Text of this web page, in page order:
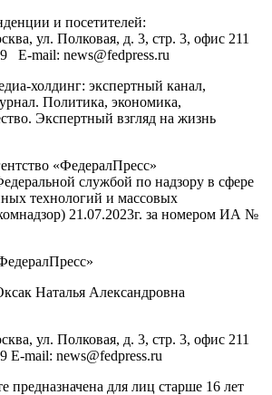
и посетителей:
, ул. Полковая, д. 3, стр. 3, офис 211
E-mail: news@fedpress.ru
холдинг: экспертный канал,
Политика, экономика,
Экспертный взгляд на жизнь
«ФедералПресс»
службой по надзору в сфере
технологий и массовых
21.07.2023г. за номером ИА №
Наталья Александровна
ул. Полковая, д. 3, стр. 3, офис 211
E-mail: news@fedpress.ru
предназначена для лиц старше 16 лет